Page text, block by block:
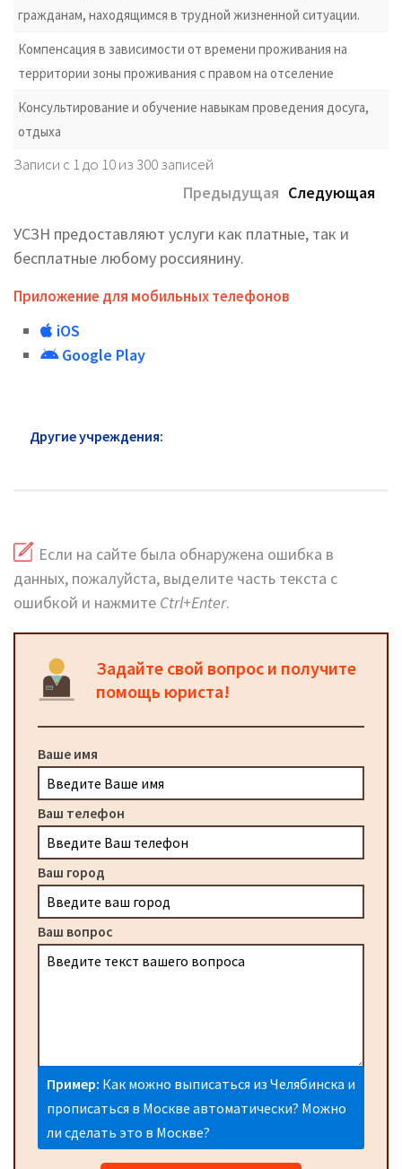
гражданам, находящимся в трудной жизненной ситуации.
Компенсация в зависимости от времени проживания на
территории зоны проживания с правом на отселение
Консультирование и обучение навыкам проведения досуга,
отдыха
Записи с 1 до 10 из 300 записей
Предыдущая Следующая
УСЗН предоставляют услуги как платные, так и
бесплатные любому россиянину.
Приложение для мобильных телефонов
iOS
Google Play
Другие учреждения:
Если на сайте была обнаружена ошибка в
данных, пожалуйста, выделите часть текста с
ошибкой и нажмите Ctrl+Enter.
Задайте свой вопрос и получите
помощь юриста!
Ваше имя
Ваш телефон
Ваш город
Ваш вопрос
Пример: Как можно выписаться из Челябинска и
прописаться в Москве автоматически? Можно
ли сделать это в Москве?